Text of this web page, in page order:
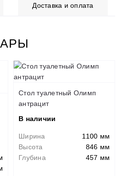
Доставка и оплата
Стол туалетный Олимп
антрацит
В наличии
Ширина
1100 мм
Высота
846 мм
Глубина
457 мм